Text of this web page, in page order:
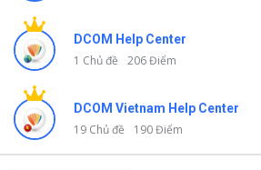
DCOM Help Center
1 Chủ đề 206 Điểm
DCOM Vietnam Help Center
19 Chủ đề 190 Điểm